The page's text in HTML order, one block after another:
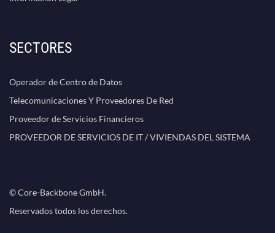
SECTORES
Operador de Centro de Datos
Telecomunicaciones Y Proveedores De Red
Proveedor de Servicios Financieros
PROVEEDOR DE SERVICIOS DE IT / VIVIENDAS DEL SISTEMA
© Core-Backbone GmbH.
Reservados todos los derechos.